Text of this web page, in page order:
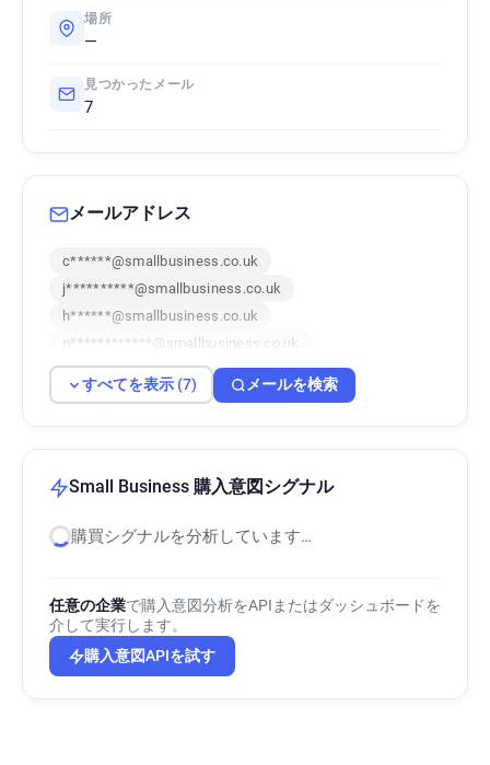
場所
—
見つかったメール
7
メールアドレス
c******@smallbusiness.co.uk
j**********@smallbusiness.co.uk
h******@smallbusiness.co.uk
p************@smallbusiness.co.uk
h*****@smallbusiness.co.uk
b***********@smallbusiness.co.uk
すべてを表示 (7) メールを検索
Small Business 購入意図シグナル
購買シグナルを分析しています…
任意の企業で購入意図分析をAPIまたはダッシュボードを
介して実行します。
購入意図APIを試す